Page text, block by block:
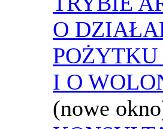
O
I O
(nowe